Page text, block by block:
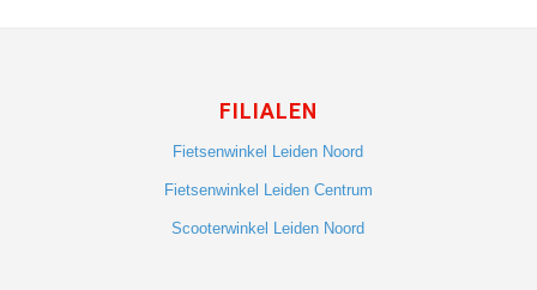
FILIALEN
Fietsenwinkel Leiden Noord
Fietsenwinkel Leiden Centrum
Scooterwinkel Leiden Noord